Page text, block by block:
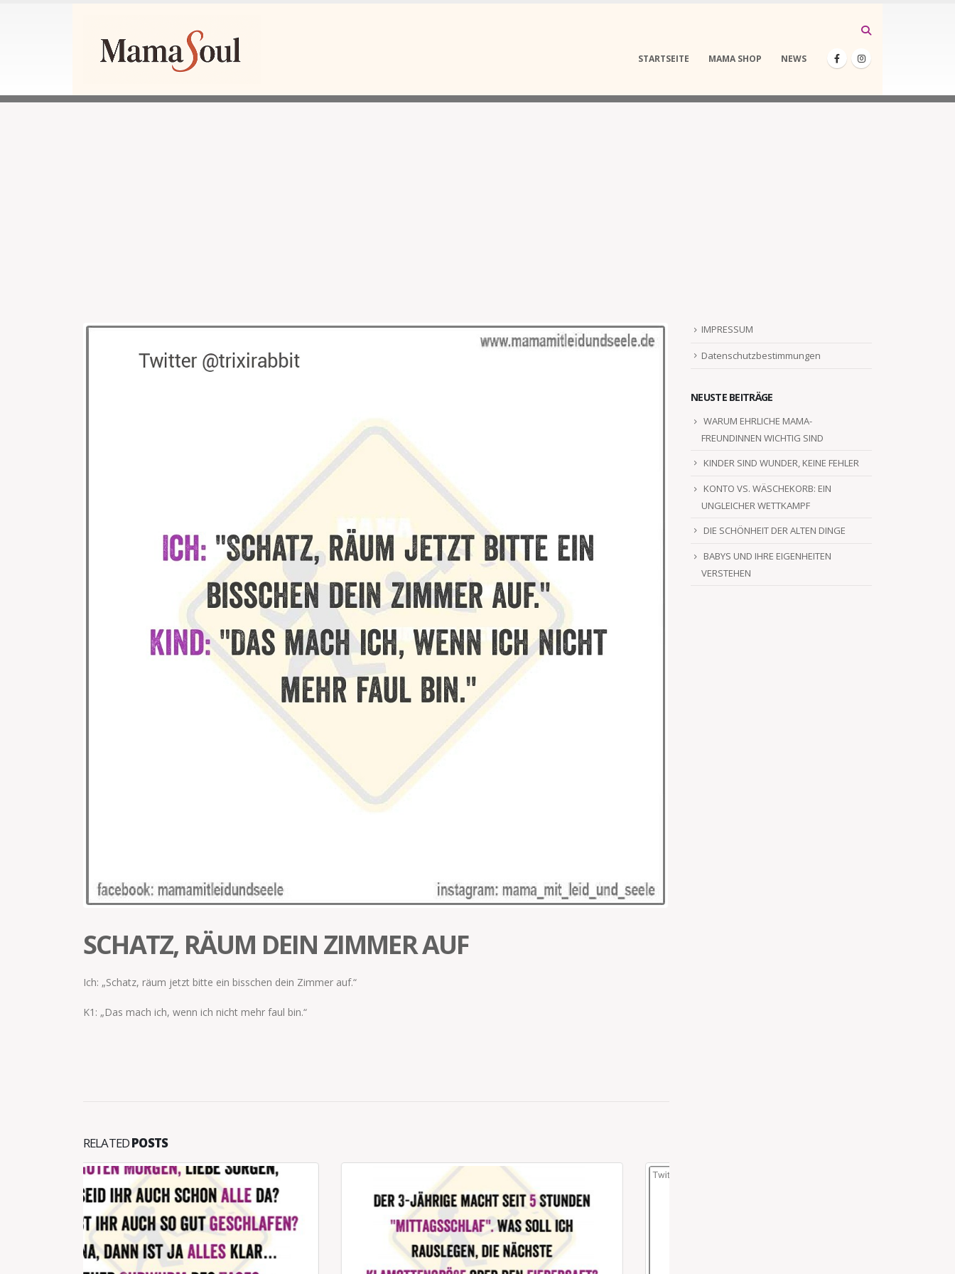
STARTSEITE MAMA SHOP NEWS
SCHATZ, RÄUM DEIN ZIMMER AUF
Ich: „Schatz, räum jetzt bitte ein bisschen dein Zimmer auf.“
K1: „Das mach ich, wenn ich nicht mehr faul bin.“
RELATEDPOSTS
IMPRESSUM
Datenschutzbestimmungen
NEUSTE BEITRÄGE
WARUM EHRLICHE MAMA-
FREUNDINNEN WICHTIG SIND
KINDER SIND WUNDER, KEINE FEHLER
KONTO VS. WÄSCHEKORB: EIN
UNGLEICHER WETTKAMPF
DIE SCHÖNHEIT DER ALTEN DINGE
BABYS UND IHRE EIGENHEITEN
VERSTEHEN